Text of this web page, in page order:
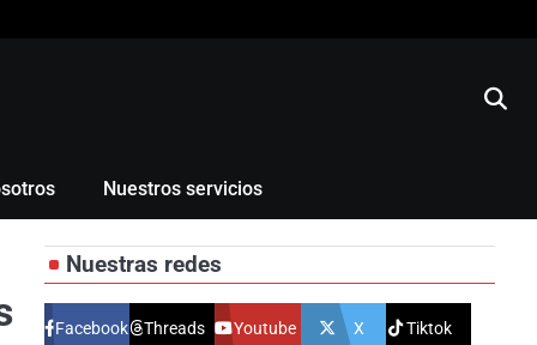
Nuestros servicios
Nuestras redes
Facebook Threads Youtube X Tiktok